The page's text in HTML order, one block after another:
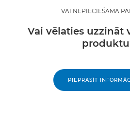
VAI NEPIECIEŠAMA
Vai vēlaties uzzināt
PIEPRASĪT